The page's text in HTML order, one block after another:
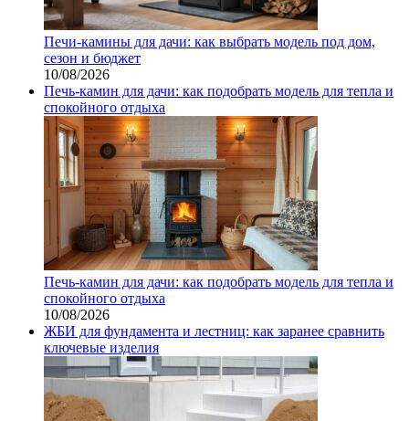
Печи-камины для дачи: как выбрать модель под дом,
сезон и бюджет
10/08/2026
Печь-камин для дачи: как подобрать модель для тепла и
спокойного отдыха
Печь-камин для дачи: как подобрать модель для тепла и
спокойного отдыха
10/08/2026
ЖБИ для фундамента и лестниц: как заранее сравнить
ключевые изделия